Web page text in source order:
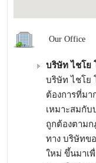
Our Office
บริษัท ไชโย
บริษัท ไชโย
ต้องการที่มา
เหมาะสมกั
ถูกต้องตามก
ทาง บริษัทข
ใหม่ ขึ้นมาเ